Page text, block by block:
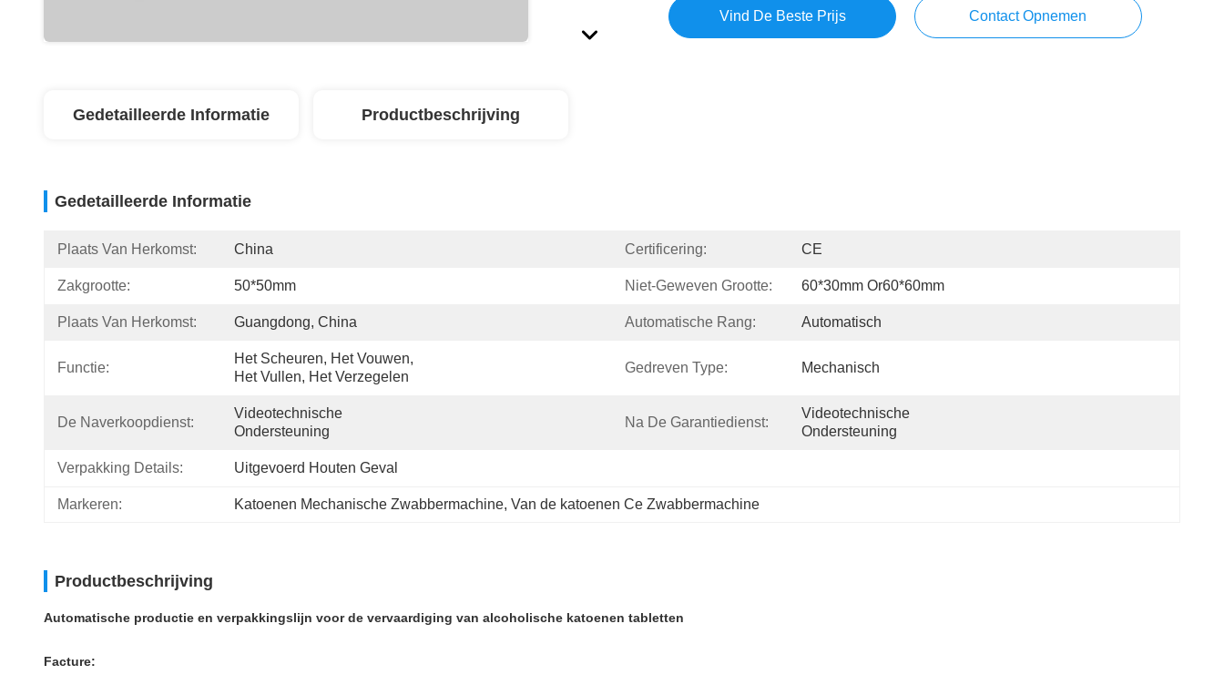
Vind De Beste Prijs Contact Opnemen
Gedetailleerde Informatie Productbeschrijving
Gedetailleerde Informatie
Plaats Van Herkomst: China Certificering: CE
Zakgrootte: 50*50mm Niet-Geweven Grootte: 60*30mm Or60*60mm
Plaats Van Herkomst: Guangdong, China Automatische Rang: Automatisch
Functie:
Het Scheuren, Het Vouwen,
Het Vullen, Het Verzegelen
Gedreven Type: Mechanisch
De Naverkoopdienst:
Videotechnische
Ondersteuning
Na De Garantiedienst:
Videotechnische
Ondersteuning
Verpakking Details: Uitgevoerd Houten Geval
Markeren: Katoenen Mechanische Zwabbermachine, Van de katoenen Ce Zwabbermachine
Productbeschrijving
Automatische productie en verpakkingslijn voor de vervaardiging van alcoholische katoenen tabletten
Facture: